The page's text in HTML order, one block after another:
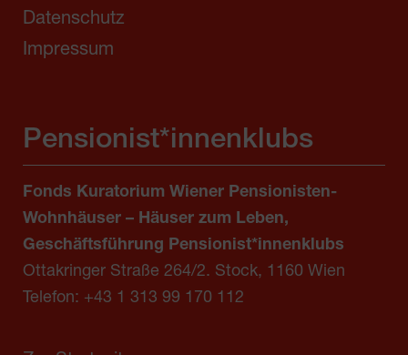
Datenschutz
Impressum
Pensionist*innenklubs
Fonds Kuratorium Wiener Pensionisten-
Wohnhäuser – Häuser zum Leben,
Geschäftsführung Pensionist*innenklubs
Ottakringer Straße 264/2. Stock, 1160 Wien
Telefon: +43 1 313 99 170 112